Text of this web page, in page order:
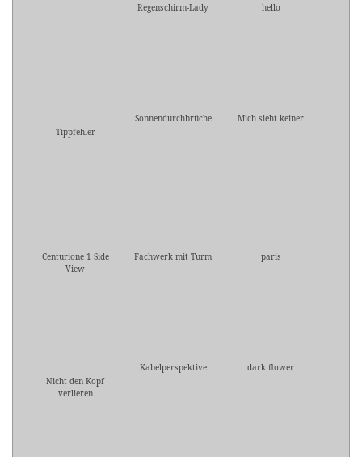
Regenschirm-Lady
hello
Tippfehler
Sonnendurchbrüche Mich sieht keiner
Centurione 1 Side
View
Fachwerk mit Turm paris
Nicht den Kopf
verlieren
Kabelperspektive dark flower